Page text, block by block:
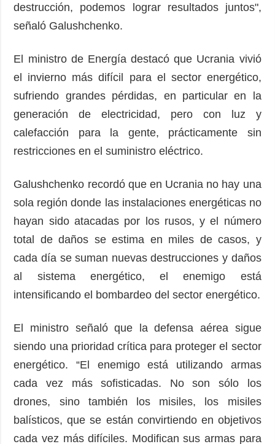
destrucción, podemos lograr resultados juntos",
señaló Galushchenko.
El ministro de Energía destacó que Ucrania vivió
el invierno más difícil para el sector energético,
sufriendo grandes pérdidas, en particular en la
generación de electricidad, pero con luz y
calefacción para la gente, prácticamente sin
restricciones en el suministro eléctrico.
Galushchenko recordó que en Ucrania no hay una
sola región donde las instalaciones energéticas no
hayan sido atacadas por los rusos, y el número
total de daños se estima en miles de casos, y
cada día se suman nuevas destrucciones y daños
al sistema energético, el enemigo está
intensificando el bombardeo del sector energético.
El ministro señaló que la defensa aérea sigue
siendo una prioridad crítica para proteger el sector
energético. “El enemigo está utilizando armas
cada vez más sofisticadas. No son sólo los
drones, sino también los misiles, los misiles
balísticos, que se están convirtiendo en objetivos
cada vez más difíciles. Modifican sus armas para